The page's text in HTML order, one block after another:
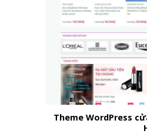
Theme WordPress